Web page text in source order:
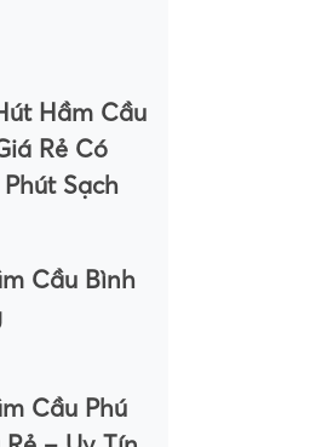
Hầm Cầu
Rẻ Có
Phút Sạch
Cầu Bình
Cầu Phú